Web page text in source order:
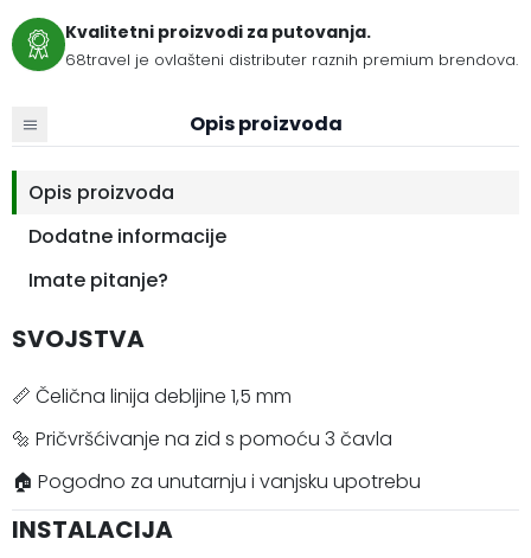
Kvalitetni proizvodi za putovanja.
68travel je ovlašteni distributer raznih premium brendova.
Opis proizvoda
Opis proizvoda
Dodatne informacije
Imate pitanje?
SVOJSTVA
📏 Čelična linija debljine 1,5 mm
🔩 Pričvršćivanje na zid s pomoću 3 čavla
🏠 Pogodno za unutarnju i vanjsku upotrebu
INSTALACIJA